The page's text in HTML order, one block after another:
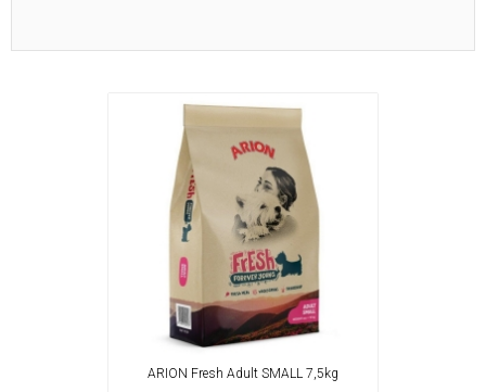
ARION Fresh Adult SMALL 7,5kg